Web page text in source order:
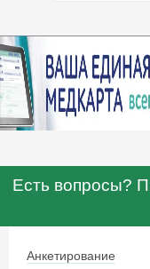
Есть вопросы?
Анкетирование